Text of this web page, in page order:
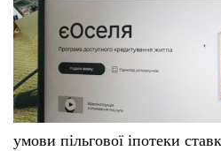
умови пільгової іпотеки